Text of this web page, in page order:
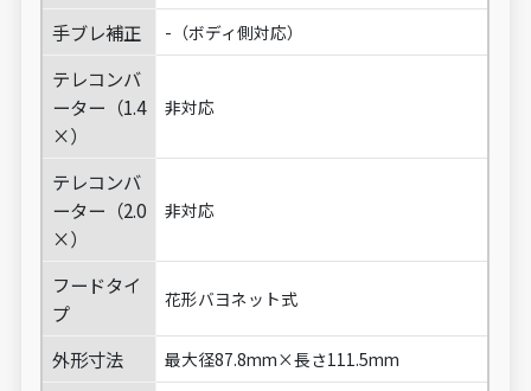
手ブレ補正 -（ボディ側対応）
テレコンバ
ーター（1.4
×）
非対応
テレコンバ
ーター（2.0
×）
非対応
フードタイ
プ
花形バヨネット式
外形寸法 最大径87.8mm×長さ111.5mm